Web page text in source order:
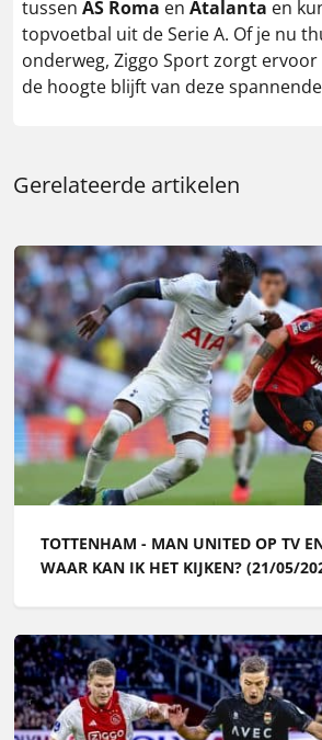
tussen AS Roma en Atalanta en
topvoetbal uit de Serie A. Of je nu
onderweg, Ziggo Sport zorgt
de hoogte blijft van deze
Gerelateerde artikelen
TOTTENHAM - MAN UNITED OP TV
WAAR KAN IK HET KIJKEN? (21/05/